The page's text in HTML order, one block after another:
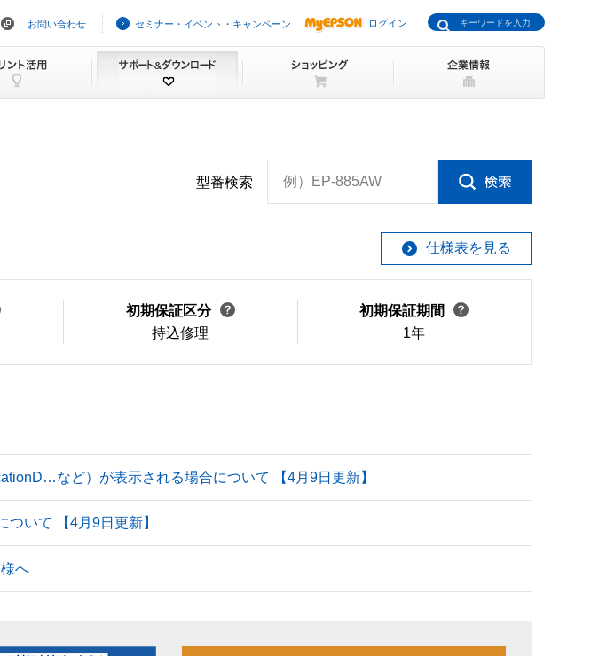
お問い合わせ セミナー・イベント・キャンペーン ログイン
型番検索 例）EP-885AW
仕様表を見る
初期保証区分
持込修理
初期保証期間
1年
など）が表示される場合について 【4月9日更新】
ついて 【4月9日更新】
へ